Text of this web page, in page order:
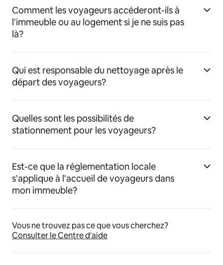
Comment les voyageurs accéderont-ils à
l'immeuble ou au logement si je ne suis pas
là?
Qui est responsable du nettoyage après le
départ des voyageurs?
Quelles sont les possibilités de
stationnement pour les voyageurs?
Est-ce que la réglementation locale
s'applique à l'accueil de voyageurs dans
mon immeuble?
Vous ne trouvez pas ce que vous cherchez?
Consulter le Centre d'aide